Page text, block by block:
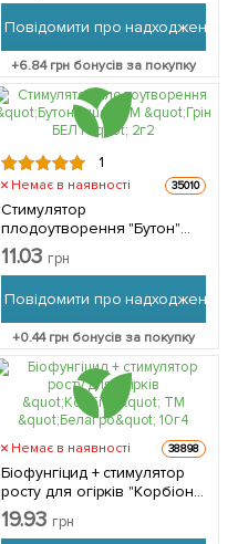
Повідомити про надходження
+6.84грн бонусів за покупку
1
Немає в наявності 35010
Стимулятор
плодоутворення "Бутон"
ТМ "Грін БЕЛТ" 2г
11.03 грн
Повідомити про надходження
+0.44грн бонусів за покупку
Немає в наявності 38898
Біофунгіцид + стимулятор
росту для огірків "Корбіон"
ТМ "Белагро" 10г
19.93 грн